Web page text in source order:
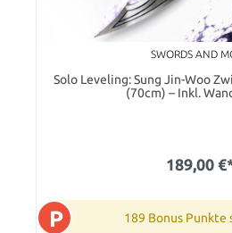
SWORDS AND
Solo Leveling: Sung Jin-Woo
(70cm) – Inkl.
189,00
P 189 Bonus Punkte